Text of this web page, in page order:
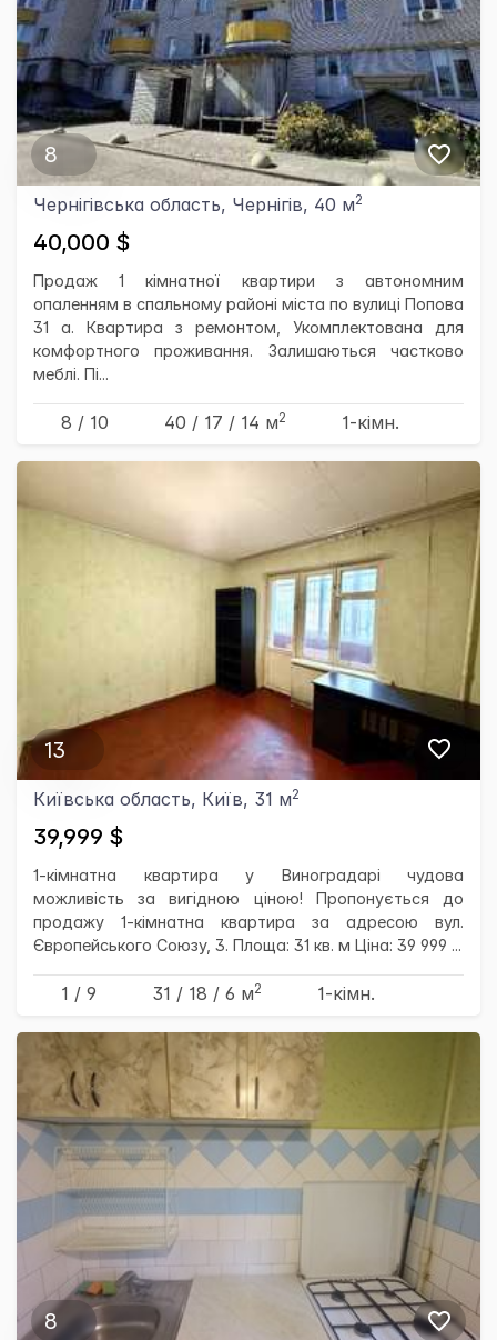
8
Чернігівська область, Чернігів, 40 м2
40,000 $
Продаж 1 кімнатної квартири з автономним
опаленням в спальному районі міста по вулиці Попова
31 а. Квартира з ремонтом, Укомплектована для
комфортного проживання. Залишаються частково
меблі. Пі...
8 / 10 40 / 17 / 14 м2 1-кімн.
13
Київська область, Київ, 31 м2
39,999 $
1-кімнатна квартира у Виноградарі чудова
можливість за вигідною ціною! Пропонується до
продажу 1-кімнатна квартира за адресою вул.
Європейського Союзу, 3. Площа: 31 кв. м Ціна: 39 999 ...
1 / 9 31 / 18 / 6 м2 1-кімн.
8